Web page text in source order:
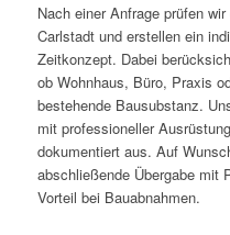
Nach einer Anfrage prüfen
Carlstadt und erstellen ein
Zeitkonzept. Dabei
ob Wohnhaus, Büro, Praxis
bestehende Bausubstanz.
mit professioneller
dokumentiert aus. Auf
abschließende Übergabe mit
Vorteil bei Bauabnahmen.